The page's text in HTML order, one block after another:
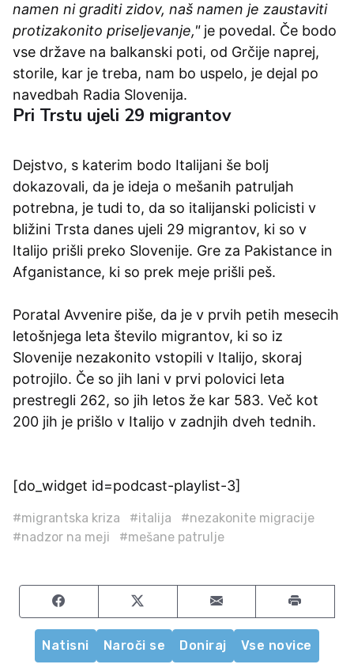
namen ni graditi zidov, naš namen je zaustaviti
protizakonito priseljevanje,"je povedal. Če bodo
vse države na balkanski poti, od Grčije naprej,
storile, kar je treba, nam bo uspelo, je dejal po
navedbah Radia Slovenija.
Pri Trstu ujeli 29 migrantov
Dejstvo, s katerim bodo Italijani še bolj
dokazovali, da je ideja o mešanih patruljah
potrebna, je tudi to, da so italijanski policisti v
bližini Trsta danes ujeli 29 migrantov, ki so v
Italijo prišli preko Slovenije. Gre za Pakistance in
Afganistance, ki so prek meje prišli peš.
Poratal Avvenire piše, da je v prvih petih mesecih
letošnjega leta število migrantov, ki so iz
Slovenije nezakonito vstopili v Italijo, skoraj
potrojilo. Če so jih lani v prvi polovici leta
prestregli 262, so jih letos že kar 583. Več kot
200 jih je prišlo v Italijo v zadnjih dveh tednih.
[do_widget id=podcast-playlist-3]
#migrantska kriza #italija
#nezakonite migracije
#nadzor na meji
#mešane patrulje
Share on FacebookShare on TwitterShare by email
Natisni Naroči se Doniraj Vse novice